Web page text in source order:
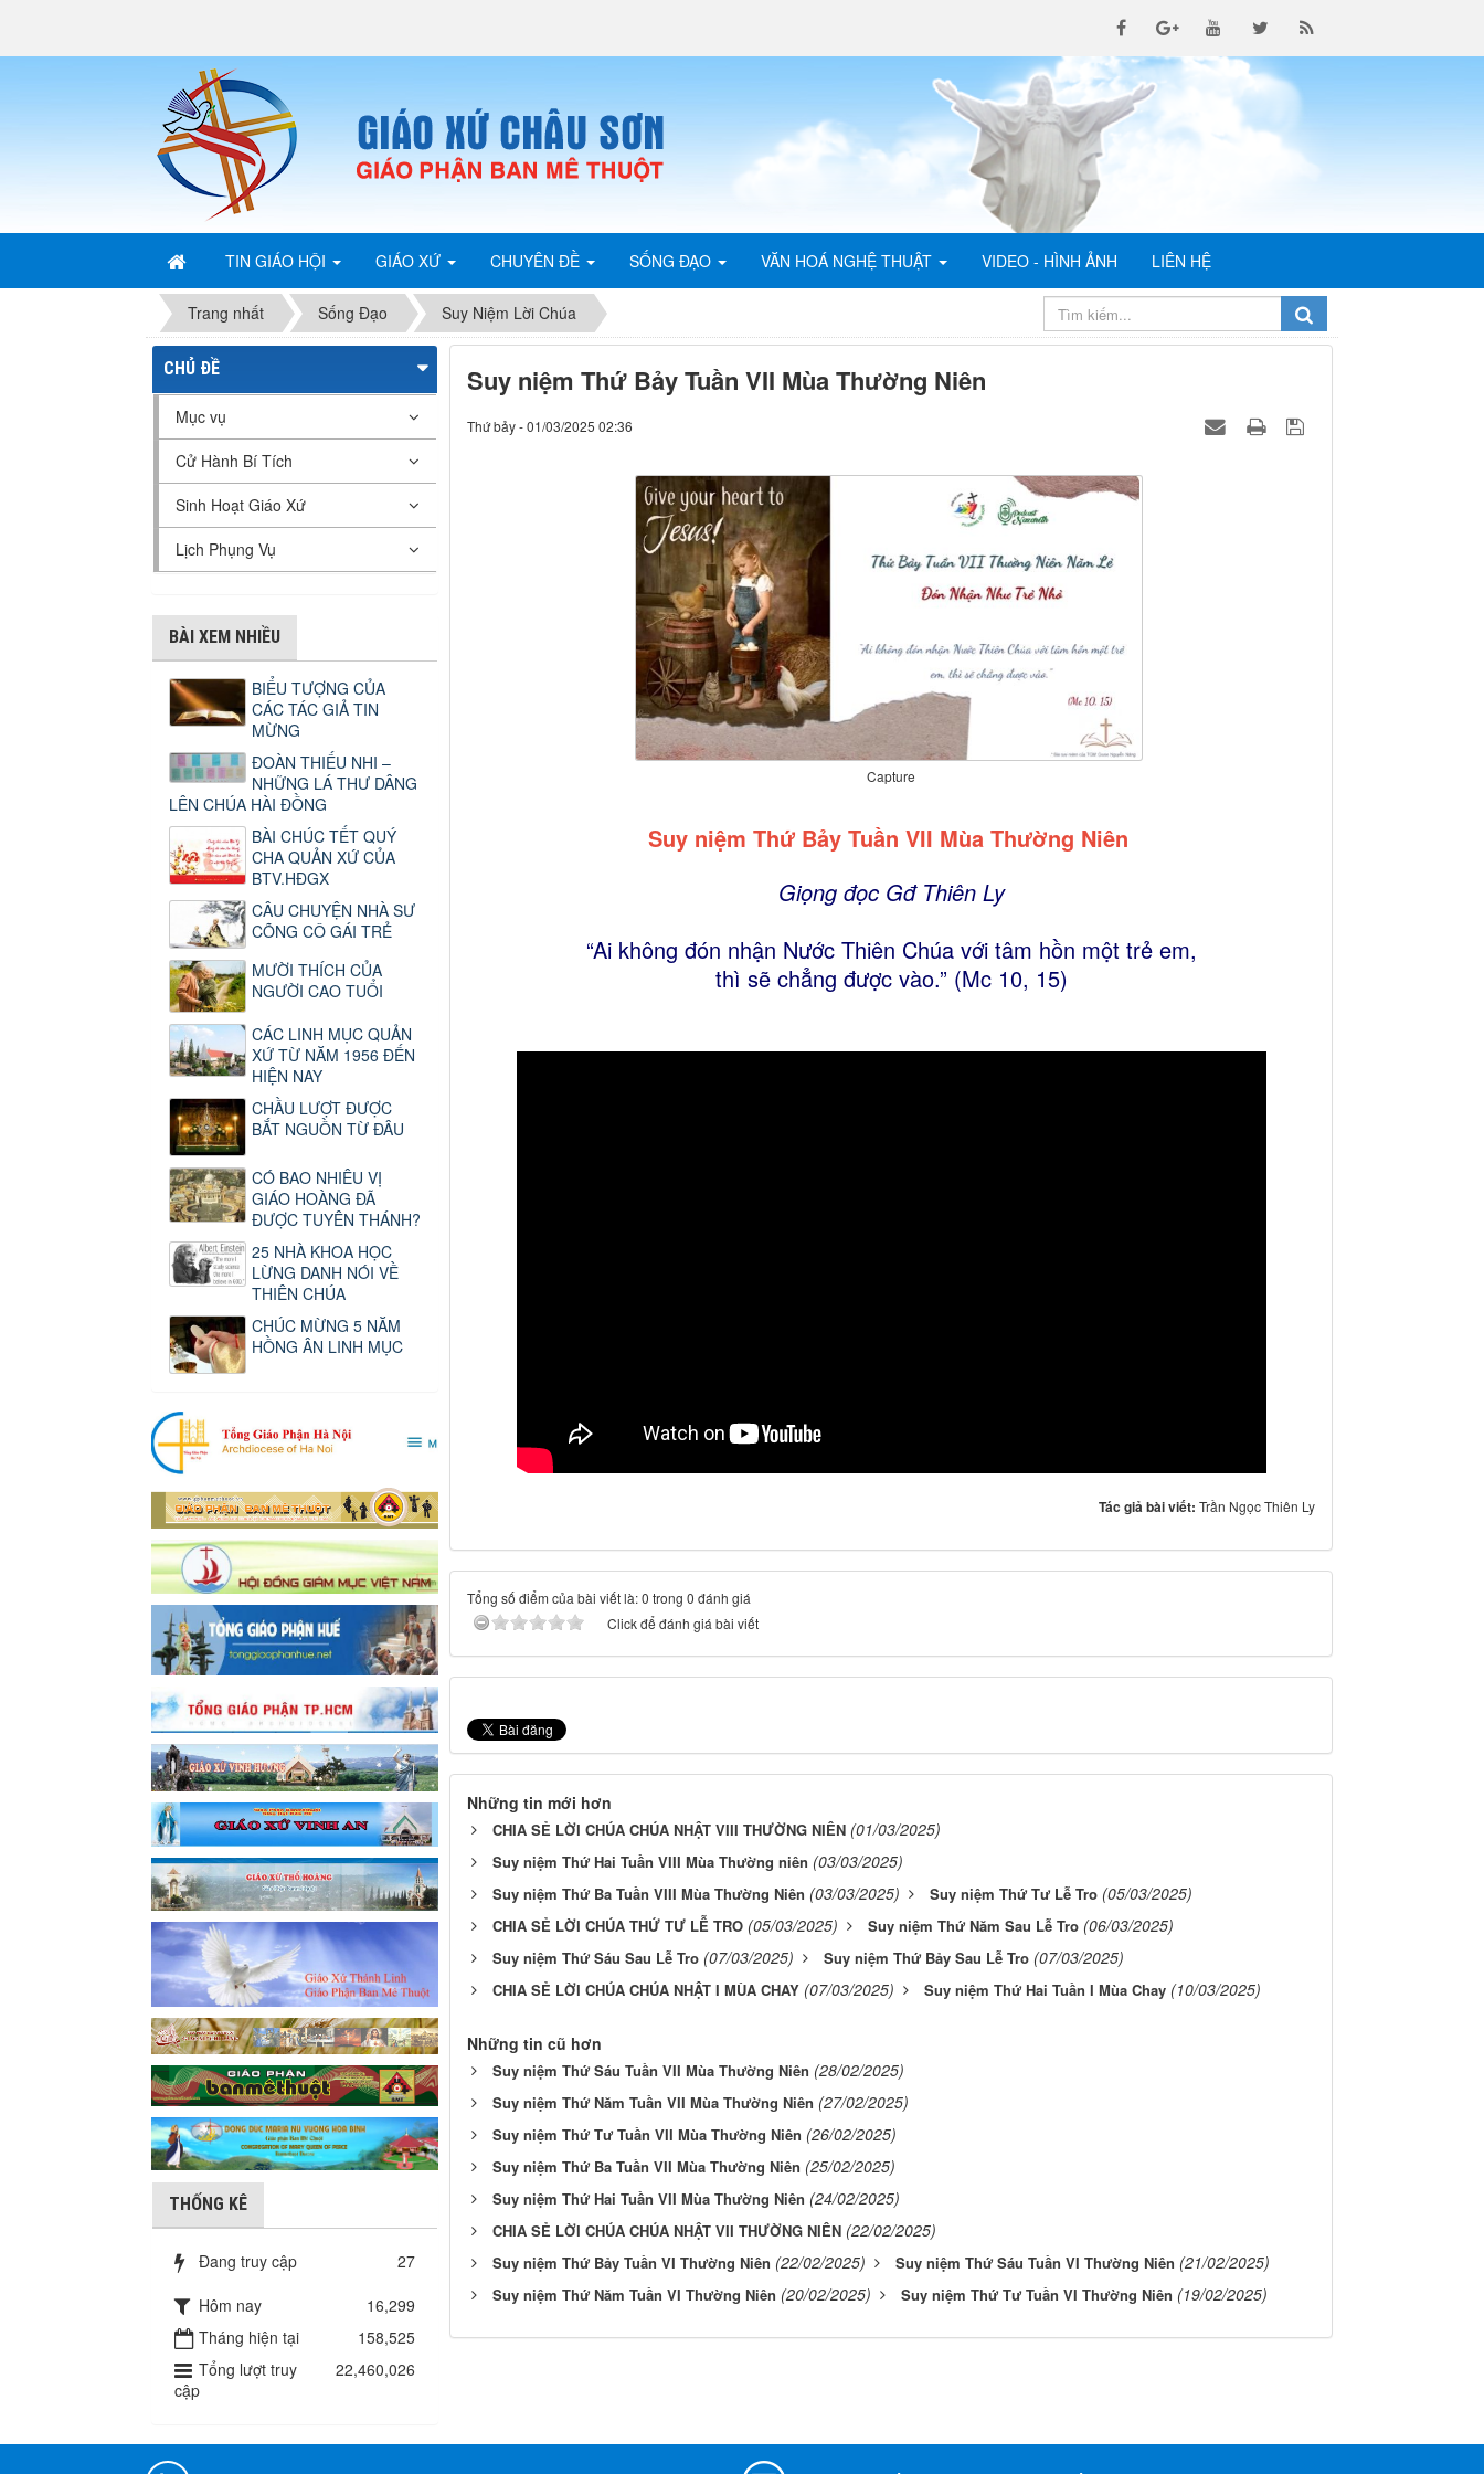
TIN GIÁO HỘI GIÁO XỨ CHUYÊN ĐỀ SỐNG ĐẠO VĂN HOÁ NGHỆ THUẬT VIDEO - HÌNH ẢNH LIÊN HỆ
Trang nhất Sống Đạo Suy Niệm Lời Chúa
Suy niệm Thứ Bảy Tuần VII Mùa Thường Niên
Thứ bảy - 01/03/2025 02:36
Capture
Suy niệm Thứ Bảy Tuần VII Mùa Thường Niên
Giọng đọc Gđ Thiên Ly
“Ai không đón nhận Nước Thiên Chúa với tâm hồn một trẻ em,
thì sẽ chẳng được vào.” (Mc 10, 15)
Tác giả bài viết: Trần Ngọc Thiên Ly
Tổng số điểm của bài viết là: 0 trong 0 đánh giá
Click để đánh giá bài viết
Những tin mới hơn
CHIA SẺ LỜI CHÚA CHÚA NHẬT VIII THƯỜNG NIÊN (01/03/2025)
Suy niệm Thứ Hai Tuần VIII Mùa Thường niên (03/03/2025)
Suy niệm Thứ Ba Tuần VIII Mùa Thường Niên (03/03/2025) Suy niệm Thứ Tư Lễ Tro (05/03/2025)
CHIA SẺ LỜI CHÚA THỨ TƯ LỄ TRO (05/03/2025) Suy niệm Thứ Năm Sau Lễ Tro (06/03/2025)
Suy niệm Thứ Sáu Sau Lễ Tro (07/03/2025) Suy niệm Thứ Bảy Sau Lễ Tro (07/03/2025)
CHIA SẺ LỜI CHÚA CHÚA NHẬT I MÙA CHAY (07/03/2025) Suy niệm Thứ Hai Tuần I Mùa Chay (10/03/2025)
Những tin cũ hơn
Suy niệm Thứ Sáu Tuần VII Mùa Thường Niên (28/02/2025)
Suy niệm Thứ Năm Tuần VII Mùa Thường Niên (27/02/2025)
Suy niệm Thứ Tư Tuần VII Mùa Thường Niên (26/02/2025)
Suy niệm Thứ Ba Tuần VII Mùa Thường Niên (25/02/2025)
Suy niệm Thứ Hai Tuần VII Mùa Thường Niên (24/02/2025)
CHIA SẺ LỜI CHÚA CHÚA NHẬT VII THƯỜNG NIÊN (22/02/2025)
Suy niệm Thứ Bảy Tuần VI Thường Niên (22/02/2025) Suy niệm Thứ Sáu Tuần VI Thường Niên (21/02/2025)
Suy niệm Thứ Năm Tuần VI Thường Niên (20/02/2025) Suy niệm Thứ Tư Tuần VI Thường Niên (19/02/2025)
CHỦ ĐỀ
Mục vụ
Cử Hành Bí Tích
Sinh Hoạt Giáo Xứ
Lịch Phụng Vụ
BÀI XEM NHIỀU
BIỂU TƯỢNG CỦA
CÁC TÁC GIẢ TIN
MỪNG
ĐOÀN THIẾU NHI –
NHỮNG LÁ THƯ DÂNG
LÊN CHÚA HÀI ĐỒNG
BÀI CHÚC TẾT QUÝ
CHA QUẢN XỨ CỦA
BTV.HĐGX
CÂU CHUYỆN NHÀ SƯ
CÕNG CÔ GÁI TRẺ
MƯỜI THÍCH CỦA
NGƯỜI CAO TUỔI
CÁC LINH MỤC QUẢN
XỨ TỪ NĂM 1956 ĐẾN
HIỆN NAY
CHẦU LƯỢT ĐƯỢC
BẮT NGUỒN TỪ ĐÂU
CÓ BAO NHIÊU VỊ
GIÁO HOÀNG ĐÃ
ĐƯỢC TUYÊN THÁNH?
25 NHÀ KHOA HỌC
LỪNG DANH NÓI VỀ
THIÊN CHÚA
CHÚC MỪNG 5 NĂM
HỒNG ÂN LINH MỤC
THỐNG KÊ
Đang truy cập
27
Hôm nay
16,299
Tháng hiện tại
158,525
Tổng lượt truy
cập
22,460,026